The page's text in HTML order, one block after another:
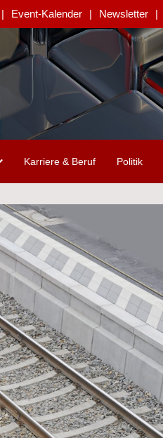
Event-Kalender Newsletter
Karriere & Beruf Politik